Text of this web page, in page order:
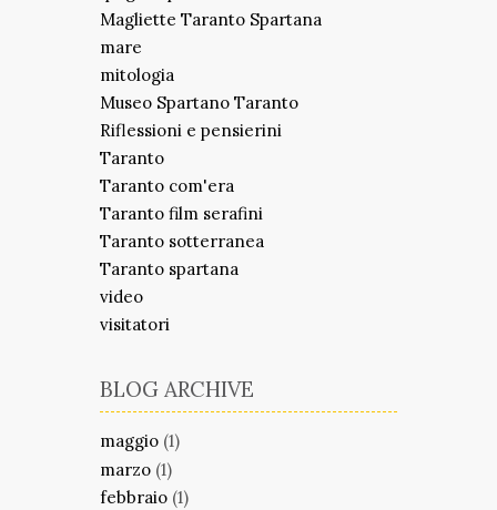
Magliette Taranto Spartana
mare
mitologia
Museo Spartano Taranto
Riflessioni e pensierini
Taranto
Taranto com'era
Taranto film serafini
Taranto sotterranea
Taranto spartana
video
visitatori
BLOG ARCHIVE
maggio (1)
marzo (1)
febbraio (1)